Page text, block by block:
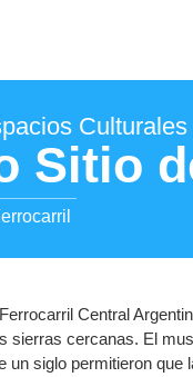
Culturales
Sitio
Central
sierras cercanas. El
un siglo permitieron